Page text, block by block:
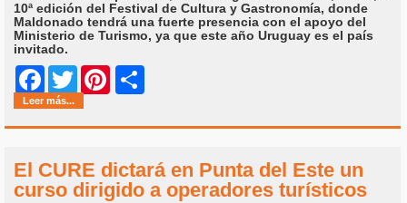
10ª edición del Festival de Cultura y Gastronomía, donde
Maldonado tendrá una fuerte presencia con el apoyo del
Ministerio de Turismo, ya que este año Uruguay es el país
invitado.
Facebook
Twitter Pinterest
Leer más...
El CURE dictará en Punta del Este un
curso dirigido a operadores turísticos